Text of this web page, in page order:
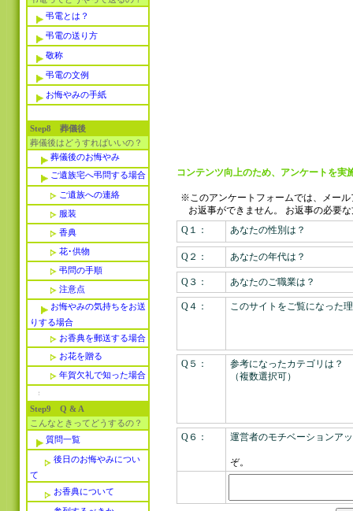
弔電とは？
弔電の送り方
敬称
弔電の文例
お悔やみの手紙
Step8 葬儀後
葬儀後はどうすればいいの？
葬儀後のお悔やみ
ご遺族宅へ弔問する場合
ご遺族への連絡
服装
香典
花･供物
弔問の手順
注意点
お悔やみの気持ちをお送
りする場合
お香典を郵送する場合
お花を贈る
年賀欠礼で知った場合
Step9 Q & A
こんなときってどうするの？
質問一覧
後日のお悔やみについ
て
お香典について
コンテンツ向上のため、アンケートを実
※このアンケートフォームでは、メー
お返事ができません。
お返事の必要
Q１：
あなたの性別は？
Q２： あなたの年代は？
Q３： あなたのご職業は？
Q４： このサイトをご覧になった
Q５：
参考になったカテゴリは？
（複数選択可）
Q６：
運営者のモチベーションア
ぞ。